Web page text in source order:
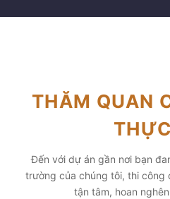
THĂM QUAN
Đến với dự án gần nơi bạn
trường của chúng tôi, thi công
tận tâm, hoan